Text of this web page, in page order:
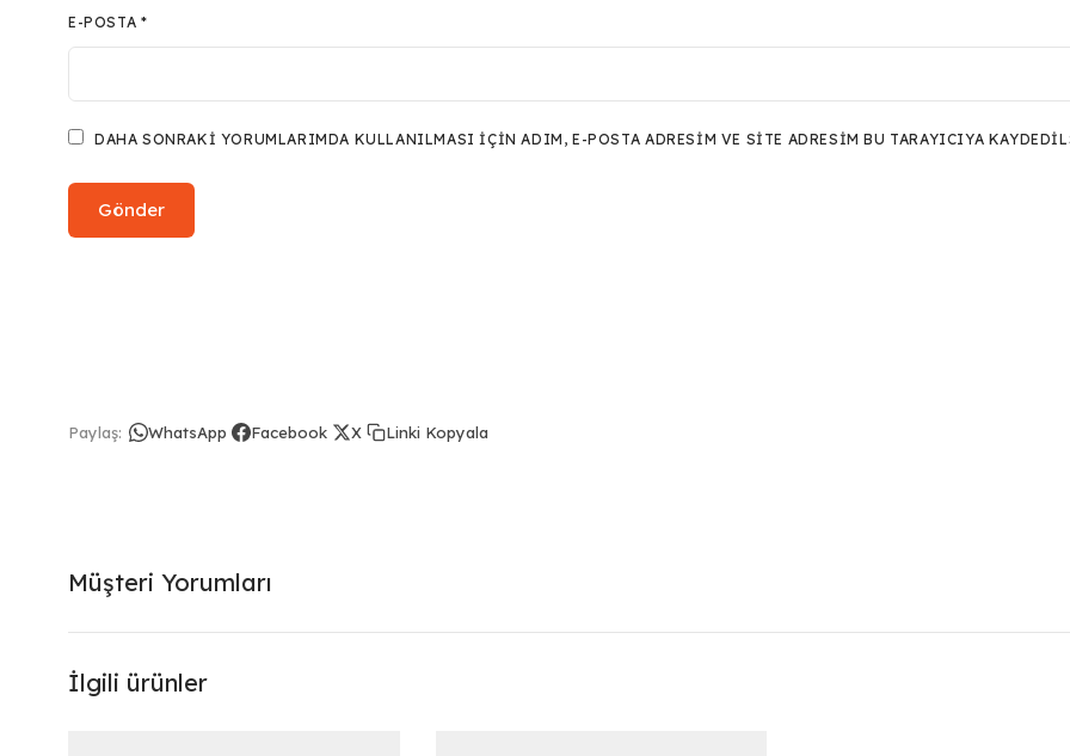
E-POSTA *
DAHA SONRAKI YORUMLARIMDA KULLANILMASI IÇIN ADIM, E-POSTA ADRESIM VE SITE ADRESIM BU TARAYICIYA
Paylaş: WhatsApp Facebook X Linki Kopyala
Müşteri Yorumları
İlgili ürünler